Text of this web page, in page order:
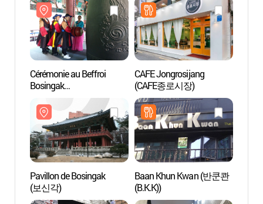
Cérémonie au Beffroi
Bosingak
(보신각타종행사)
CAFE Jongrosijang
(CAFE종로시장)
Pavillon de Bosingak
(보신각)
Baan Khun Kwan (반쿤콴
(B.K.K))